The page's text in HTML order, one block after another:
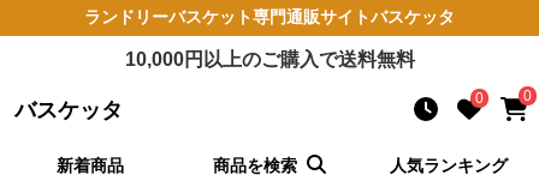
ランドリーバスケット専門通販サイトバスケッタ
10,000円以上のご購入で送料無料
バスケッタ 0 0
新着商品 商品を検索 人気ランキング